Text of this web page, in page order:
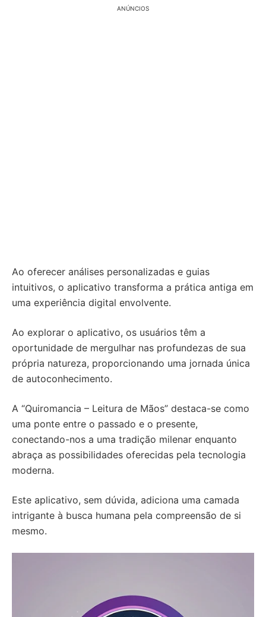
ANÚNCIOS
Ao oferecer análises personalizadas e guias
intuitivos, o aplicativo transforma a prática antiga em
uma experiência digital envolvente.
Ao explorar o aplicativo, os usuários têm a
oportunidade de mergulhar nas profundezas de sua
própria natureza, proporcionando uma jornada única
de autoconhecimento.
A “Quiromancia – Leitura de Mãos” destaca-se como
uma ponte entre o passado e o presente,
conectando-nos a uma tradição milenar enquanto
abraça as possibilidades oferecidas pela tecnologia
moderna.
Este aplicativo, sem dúvida, adiciona uma camada
intrigante à busca humana pela compreensão de si
mesmo.